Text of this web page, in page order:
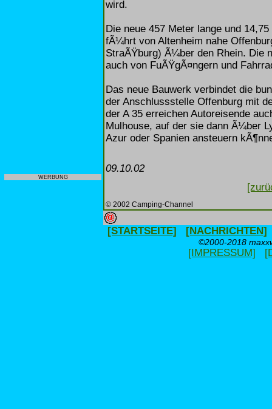
WERBUNG
wird.
Die neue 457 Meter lange und
fÃ¼hrt von Altenheim nahe
StraÃŸburg) Ã¼ber den Rhein. Die
auch von FuÃŸgÃ¤ngern und
Das neue Bauwerk verbindet die
der Anschlussstelle Offenburg mit
der A 35 erreichen Autoreisende
Mulhouse, auf der sie dann Ã¼ber
Azur oder Spanien ansteuern
09.10.02
© 2002 Camping-Channel
[STARTSEITE] [NACHRICHTEN]
©2000-2018
[IMPRESSUM]